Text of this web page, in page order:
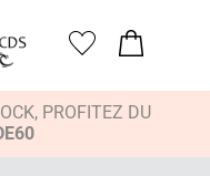
PROFITEZ DU